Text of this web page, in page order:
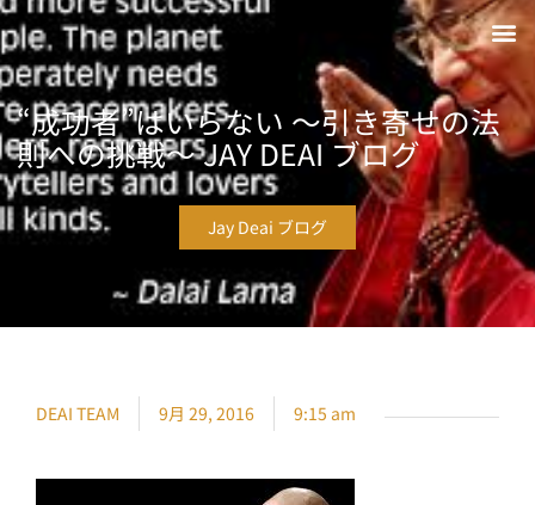
“成功者”はいらない 〜引き寄せの法
則への挑戦〜 JAY DEAI ブログ
Jay Deai ブログ
DEAI TEAM 9月 29, 2016 9:15 am